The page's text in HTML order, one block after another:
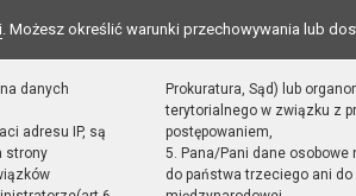
. Możesz określić warunki przechowywania lub
danych
adresu IP, są
strony
Prokuratura, Sąd) lub
terytorialnego w związku z
postępowaniem,
5. Pana/Pani dane osobowe
do państwa trzeciego ani